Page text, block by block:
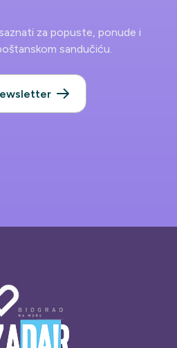
za popuste, ponude i
sandučiću.